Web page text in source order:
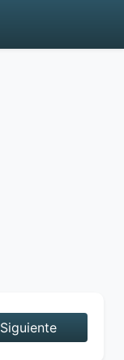
Siguiente